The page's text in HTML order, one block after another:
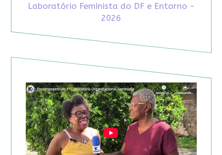
Laboratório Feminista do DF e Entorno -
2026